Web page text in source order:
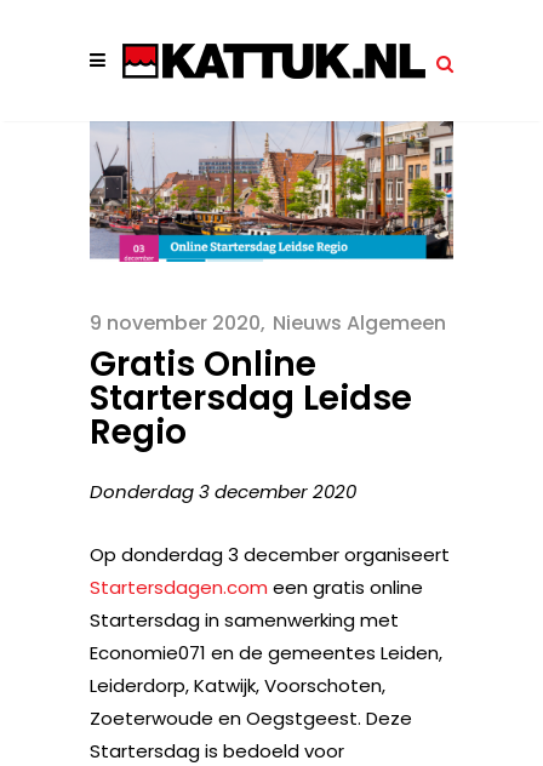
9 november 2020 Nieuws Algemeen
Gratis Online
Startersdag Leidse
Regio
Donderdag 3 december 2020
Op donderdag 3 december organiseert
Startersdagen.com een gratis online
Startersdag in samenwerking met
Economie071 en de gemeentes Leiden,
Leiderdorp, Katwijk, Voorschoten,
Zoeterwoude en Oegstgeest. Deze
Startersdag is bedoeld voor